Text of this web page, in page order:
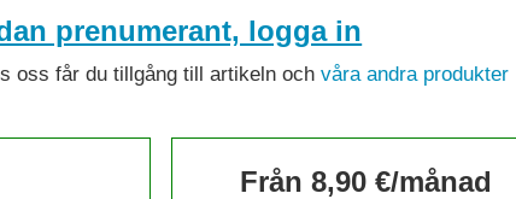
prenumerant, logga in
oss får du tillgång till artikeln ochvåra andra produkter
Från 8,90 €/månad